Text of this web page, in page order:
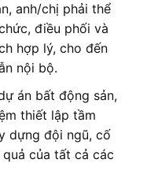
anh/chị phải thể
điều phối và
hợp lý, cho đến
nội bộ.
án bất động sản,
thiết lập tầm
dựng đội ngũ, cố
của tất cả các